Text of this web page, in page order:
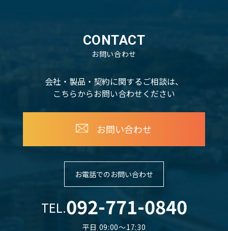
CONTACT
お問い合わせ
会社・製品・契約に関するご相談は、
こちらからお問い合わせください
お問い合わせ
お電話でのお問い合わせ
TEL.092-771-0840
平日 09:00～17:30